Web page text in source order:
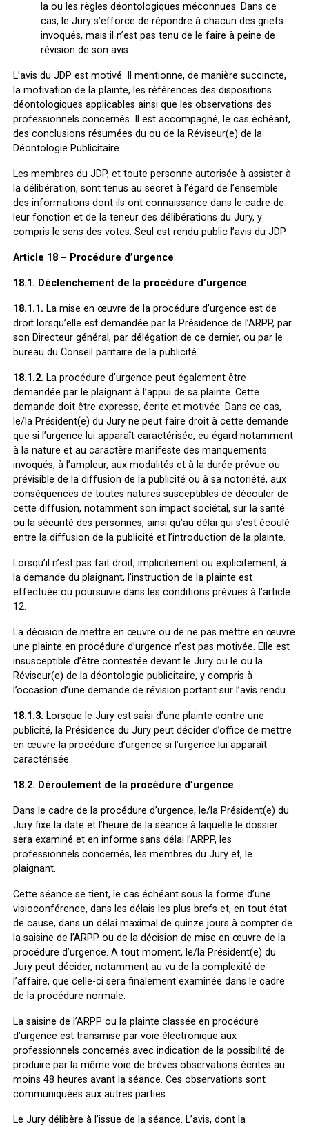
la ou les règles déontologiques méconnues. Dans ce
cas, le Jury s’efforce de répondre à chacun des griefs
invoqués, mais il n’est pas tenu de le faire à peine de
révision de son avis.
L’avis du JDP est motivé. Il mentionne, de manière succincte,
la motivation de la plainte, les références des dispositions
déontologiques applicables ainsi que les observations des
professionnels concernés. Il est accompagné, le cas échéant,
des conclusions résumées du ou de la Réviseur(e) de la
Déontologie Publicitaire.
Les membres du JDP, et toute personne autorisée à assister à
la délibération, sont tenus au secret à l’égard de l’ensemble
des informations dont ils ont connaissance dans le cadre de
leur fonction et de la teneur des délibérations du Jury, y
compris le sens des votes. Seul est rendu public l’avis du JDP.
Article 18 – Procédure d’urgence
18.1. Déclenchement de la procédure d’urgence
18.1.1. La mise en œuvre de la procédure d’urgence est de
droit lorsqu’elle est demandée par la Présidence de l’ARPP, par
son Directeur général, par délégation de ce dernier, ou par le
bureau du Conseil paritaire de la publicité.
18.1.2. La procédure d’urgence peut également être
demandée par le plaignant à l’appui de sa plainte. Cette
demande doit être expresse, écrite et motivée. Dans ce cas,
le/la Président(e) du Jury ne peut faire droit à cette demande
que si l’urgence lui apparaît caractérisée, eu égard notamment
à la nature et au caractère manifeste des manquements
invoqués, à l’ampleur, aux modalités et à la durée prévue ou
prévisible de la diffusion de la publicité ou à sa notoriété, aux
conséquences de toutes natures susceptibles de découler de
cette diffusion, notamment son impact sociétal, sur la santé
ou la sécurité des personnes, ainsi qu’au délai qui s’est écoulé
entre la diffusion de la publicité et l’introduction de la plainte.
Lorsqu’il n’est pas fait droit, implicitement ou explicitement, à
la demande du plaignant, l’instruction de la plainte est
effectuée ou poursuivie dans les conditions prévues à l’article
12.
La décision de mettre en œuvre ou de ne pas mettre en œuvre
une plainte en procédure d’urgence n’est pas motivée. Elle est
insusceptible d’être contestée devant le Jury ou le ou la
Réviseur(e) de la déontologie publicitaire, y compris à
l’occasion d’une demande de révision portant sur l’avis rendu.
18.1.3. Lorsque le Jury est saisi d’une plainte contre une
publicité, la Présidence du Jury peut décider d’office de mettre
en œuvre la procédure d’urgence si l’urgence lui apparaît
caractérisée.
18.2. Déroulement de la procédure d’urgence
Dans le cadre de la procédure d’urgence, le/la Président(e) du
Jury fixe la date et l’heure de la séance à laquelle le dossier
sera examiné et en informe sans délai l’ARPP, les
professionnels concernés, les membres du Jury et, le
plaignant.
Cette séance se tient, le cas échéant sous la forme d’une
visioconférence, dans les délais les plus brefs et, en tout état
de cause, dans un délai maximal de quinze jours à compter de
la saisine de l’ARPP ou de la décision de mise en œuvre de la
procédure d’urgence. A tout moment, le/la Président(e) du
Jury peut décider, notamment au vu de la complexité de
l’affaire, que celle-ci sera finalement examinée dans le cadre
de la procédure normale.
La saisine de l’ARPP ou la plainte classée en procédure
d’urgence est transmise par voie électronique aux
professionnels concernés avec indication de la possibilité de
produire par la même voie de brèves observations écrites au
moins 48 heures avant la séance. Ces observations sont
communiquées aux autres parties.
Le Jury délibère à l’issue de la séance. L’avis, dont la